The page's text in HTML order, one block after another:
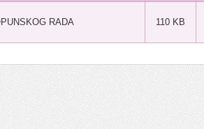
RADA 110 KB